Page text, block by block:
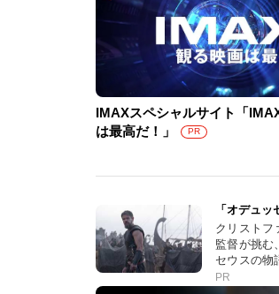
IMAXスペシャルサイト「
は最高だ！」
PR
「オデュ
クリストフ
監督が挑む
セウスの物
PR